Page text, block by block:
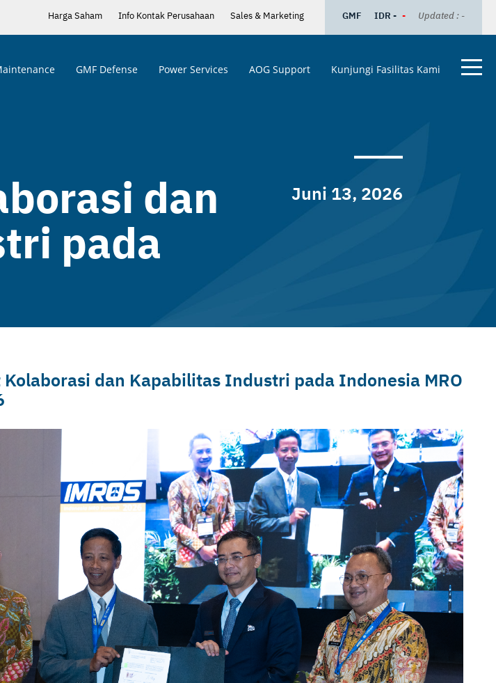
Harga Saham Info Kontak Perusahaan Sales & Marketing GMF IDR - - Updated : -
GMF Defense Power Services AOG Support Kunjungi Fasilitas Kami
dan
pada
Juni 13, 2026
Kolaborasi dan Kapabilitas Industri pada Indonesia MRO